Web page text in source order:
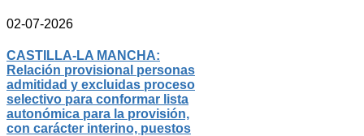
02-07-2026
CASTILLA-LA MANCHA:
Relación provisional personas
admitidad y excluidas proceso
selectivo para conformar lista
autonómica para la provisión,
con carácter interino, puestos